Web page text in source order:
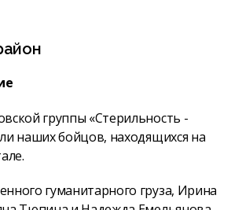
группы «Стерильность -
наших бойцов, находящихся на
гуманитарного груза, Ирина